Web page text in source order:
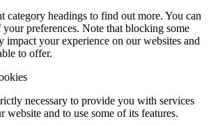
category headings to find out more. You can
your preferences. Note that blocking some
impact your experience on our websites and
to offer.
necessary to provide you with services
website and to use some of its features.